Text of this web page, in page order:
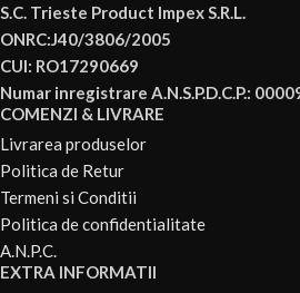
– Sistem de calatorie 4-in-1:Un singur
calatorie. Pe langa scaunul sport,
cu scaunele noastre multiplu premiate,
S.C. Trieste Product Impex S.R.L.
ONRC:J40/3806/2005
CUI: RO17290669
Numar inregistrare A.N.S.P.D.C.P.:
COMENZI & LIVRARE
Livrarea produselor
Politica de Retur
Termeni si Conditii
Politica de confidentialitate
A.N.P.C.
EXTRA INFORMATII